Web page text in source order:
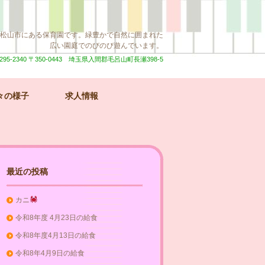
山市にある保育園です。緑豊かで自然に囲まれた
広い園庭でのびのび遊んでいます。
2340 〒350-0443 埼玉県入間郡毛呂山町長瀬398-5
の様子 求人情報
最近の投稿
カニ
令和8年度 4月23日の給食
令和8年度4月13日の給食
令和8年4月9日の給食